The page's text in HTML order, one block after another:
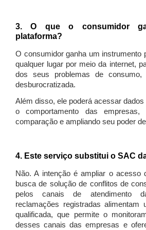
3. O que o consumidor
plataforma?
O consumidor ganha um instrumento
qualquer lugar por meio da internet,
dos seus problemas de
desburocratizada.
Além disso, ele poderá acessar
o comportamento das empresas,
comparação e ampliando seu poder
4. Este serviço substitui o SAC
Não. A intenção é ampliar o acesso
busca de solução de conflitos de
pelos canais de atendimento
reclamações registradas alimentam
qualificada, que permite o
desses canais das empresas e